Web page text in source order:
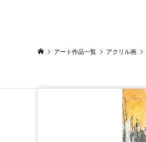
アート作品一覧 アクリル画